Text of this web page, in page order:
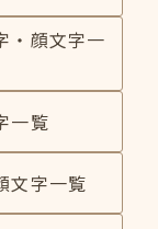
・顔文字一
一覧
文字一覧